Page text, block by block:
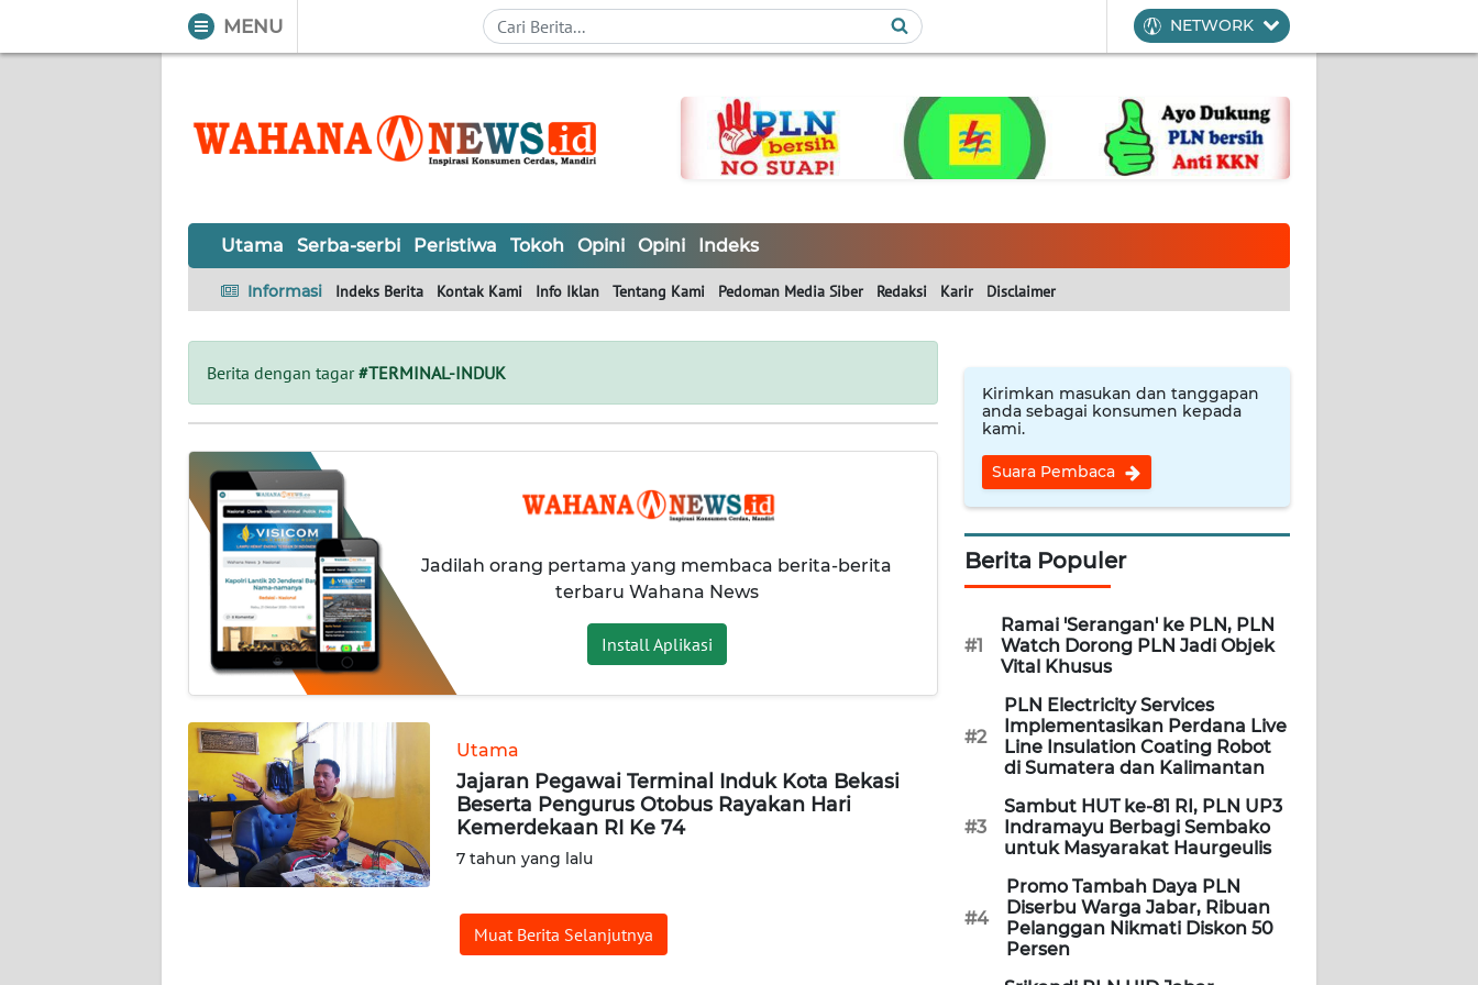
MENU NETWORK
Utama Serba-serbi Peristiwa Tokoh Opini Opini Indeks
Informasi Indeks Berita Kontak Kami Info Iklan Tentang Kami Pedoman Media Siber Redaksi Karir Disclaimer
Berita dengan tagar#TERMINAL-INDUK
Jadilah orang pertama yang membaca berita-berita
terbaru Wahana News
Install Aplikasi
Utama
Jajaran Pegawai Terminal Induk Kota Bekasi
Beserta Pengurus Otobus Rayakan Hari
Kemerdekaan RI Ke 74
7 tahun yang lalu
Muat Berita Selanjutnya
Kirimkan masukan dan tanggapan
anda sebagai konsumen kepada
kami.
Suara Pembaca
Berita Populer
#1
Ramai 'Serangan' ke PLN, PLN
Watch Dorong PLN Jadi Objek
Vital Khusus
#2
PLN Electricity Services
Implementasikan Perdana Live
Line Insulation Coating Robot
di Sumatera dan Kalimantan
#3
Sambut HUT ke-81 RI, PLN UP3
Indramayu Berbagi Sembako
untuk Masyarakat Haurgeulis
#4
Promo Tambah Daya PLN
Diserbu Warga Jabar, Ribuan
Pelanggan Nikmati Diskon 50
Persen